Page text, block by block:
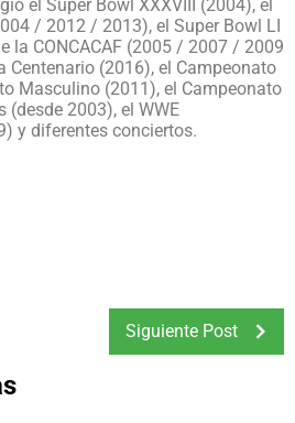
el Super Bowl XXXVIII (2004), el
/ 2012 / 2013), el Super Bowl LI
la CONCACAF (2005 / 2007 / 2009
Centenario (2016), el Campeonato
Masculino (2011), el Campeonato
(desde 2003), el WWE
y diferentes conciertos.
Siguiente Post